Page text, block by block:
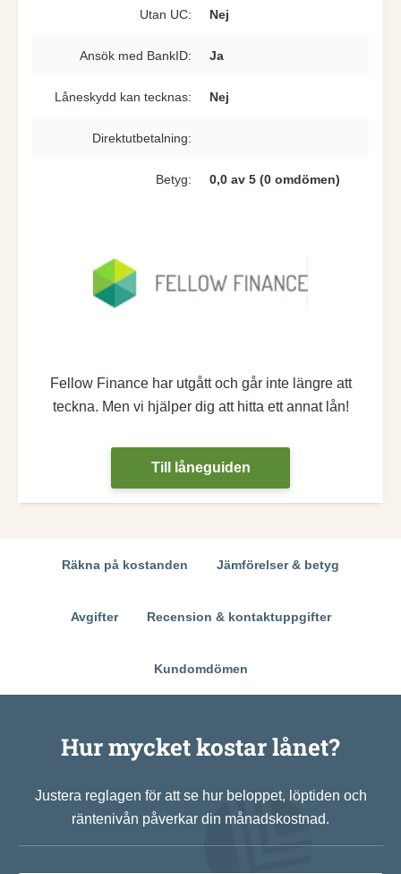
Utan UC: Nej
Ansök med BankID: Ja
Låneskydd kan tecknas: Nej
Direkt­utbetalning:
Betyg: 0,0 av 5 (0 omdömen)
Fellow Finance har utgått och går inte längre att
teckna. Men vi hjälper dig att hitta ett annat lån!
Till låneguiden
Räkna på kostanden Jämförelser & betyg
Avgifter Recension & kontaktuppgifter
Kundomdömen
Hur mycket kostar lånet?
Justera reglagen för att se hur beloppet, löptiden och
räntenivån påverkar din månadskostnad.